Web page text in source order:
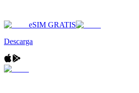
eSIM GRATIS
Descarga